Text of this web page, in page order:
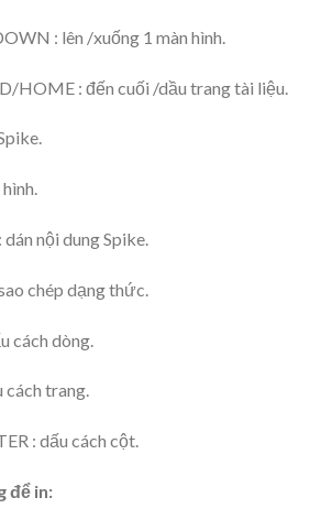
: lên /xuống 1 màn hình.
HOME : đến cuối /dầu trang tài liệu.
nội dung Spike.
chép dạng thức.
cách dòng.
cách trang.
: dấu cách cột.
để in: